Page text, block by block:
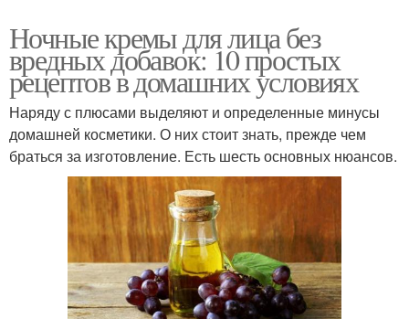
Ночные кремы для лица без
вредных добавок: 10 простых
рецептов в домашних условиях
Наряду с плюсами выделяют и определенные минусы
домашней косметики. О них стоит знать, прежде чем
браться за изготовление. Есть шесть основных нюансов.